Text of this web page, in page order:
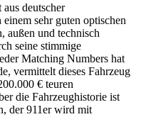
deutscher
sehr guten optischen
außen und technisch
seine stimmige
Matching Numbers hat
vermittelt dieses Fahrzeug
€ teuren
die Fahrzeughistorie ist
der 911er wird mit